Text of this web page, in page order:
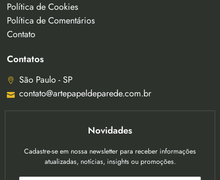
Política de Cookies
Política de Comentários
Contato
Contatos
São Paulo - SP
contato@artepapeldeparede.com.br
Novidades
Cadastre-se em nossa newsletter para receber informações
atualizadas, notícias, insights ou promoções.